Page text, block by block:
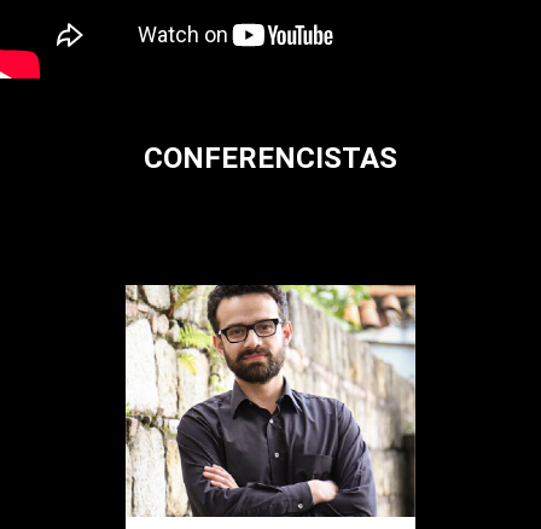
CONFERENCISTAS